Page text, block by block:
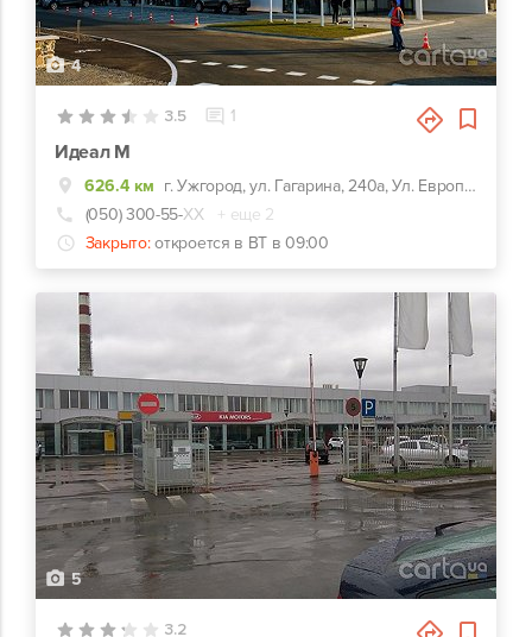
4
3.5 1
Идеал М
626.4 км
г. Ужгород, ул. Гагарина, 240а, Ул. Европейская 1, с. Баранинцы
(050) 300-55-ХХ
+ еще 2
Закрыто: откроется в ВТ в 09:00
5
3.2